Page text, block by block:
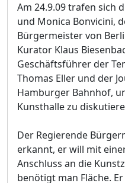
Am 24.9.09 trafen sich
und Monica Bonvicini,
Bürgermeister von
Kurator Klaus
Geschäftsführer der
Thomas Eller und der
Hamburger Bahnhof,
Kunsthalle zu
Der Regierende
erkannt, er will mit
Anschluss an die
benötigt man Fläche.